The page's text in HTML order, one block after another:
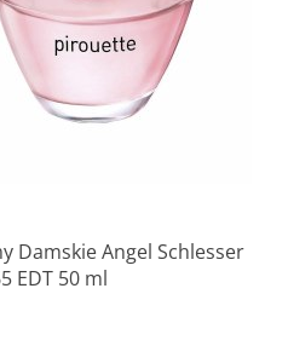
Damskie Angel Schlesser
EDT 50 ml